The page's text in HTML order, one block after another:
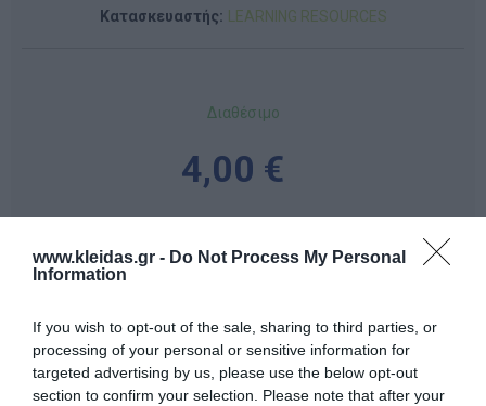
www.kleidas.gr - Do Not Process My Personal
Information
If you wish to opt-out of the sale, sharing to third parties, or
processing of your personal or sensitive information for
targeted advertising by us, please use the below opt-out
section to confirm your selection. Please note that after your
Κατασκευαστής: LEARNING RESOURCES
Διαθέσιμο
4,00 €
- +
Προδιαγραφές προϊόντων